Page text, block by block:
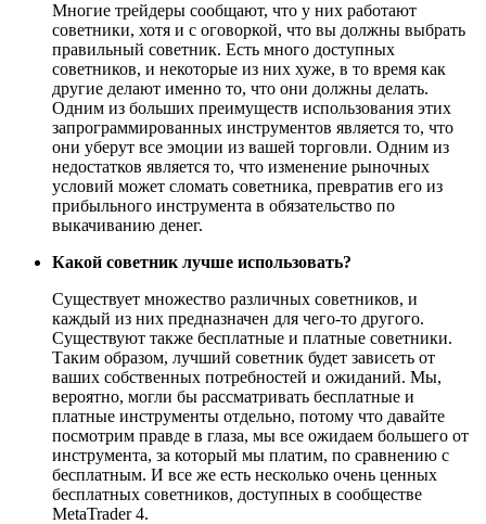
Многие трейдеры сообщают, что у них работают
советники, хотя и с оговоркой, что вы должны выбрать
правильный советник. Есть много доступных
советников, и некоторые из них хуже, в то время как
другие делают именно то, что они должны делать.
Одним из больших преимуществ использования этих
запрограммированных инструментов является то, что
они уберут все эмоции из вашей торговли. Одним из
недостатков является то, что изменение рыночных
условий может сломать советника, превратив его из
прибыльного инструмента в обязательство по
выкачиванию денег.
Какой советник лучше использовать?
Существует множество различных советников, и
каждый из них предназначен для чего-то другого.
Существуют также бесплатные и платные советники.
Таким образом, лучший советник будет зависеть от
ваших собственных потребностей и ожиданий. Мы,
вероятно, могли бы рассматривать бесплатные и
платные инструменты отдельно, потому что давайте
посмотрим правде в глаза, мы все ожидаем большего от
инструмента, за который мы платим, по сравнению с
бесплатным. И все же есть несколько очень ценных
бесплатных советников, доступных в сообществе
MetaTrader 4.